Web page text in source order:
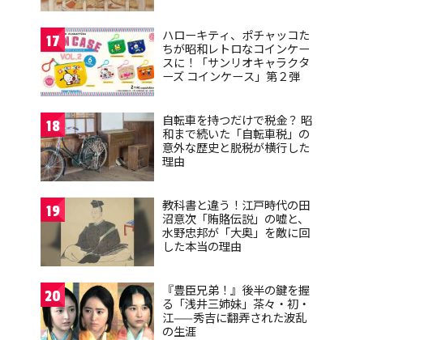
17
ハローキティ、ポチャッコた
ちが昭和レトロなコインケー
スに！「サンリオキャラクタ
ーズ コインケース」第２弾
18
自転車を持つだけで税金？ 昭
和まで続いた「自転車税」の
意外な歴史と脱税が横行した
理由
19
教科書と違う！江戸時代の田
沼意次「賄賂伝説」の嘘と、
水野忠邦が「大奥」を敵に回
した本当の理由
20
『豊臣兄弟！』後半の鍵を握
る「浅井三姉妹」茶々・初・
江——秀吉に翻弄された波乱
の生涯